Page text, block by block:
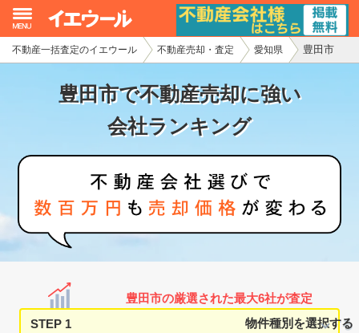
不動産一括査定のイエウール 不動産売却・査定 愛知県 豊田市
豊田市で不動産売却に強い
会社ランキング
豊田市の厳選された最大6社が査定
STEP 1
イエウール加盟希望の不動産会社様
初めての方へ
不動産の売却・一括査定
家査定シミュレーター
お問い合わせ